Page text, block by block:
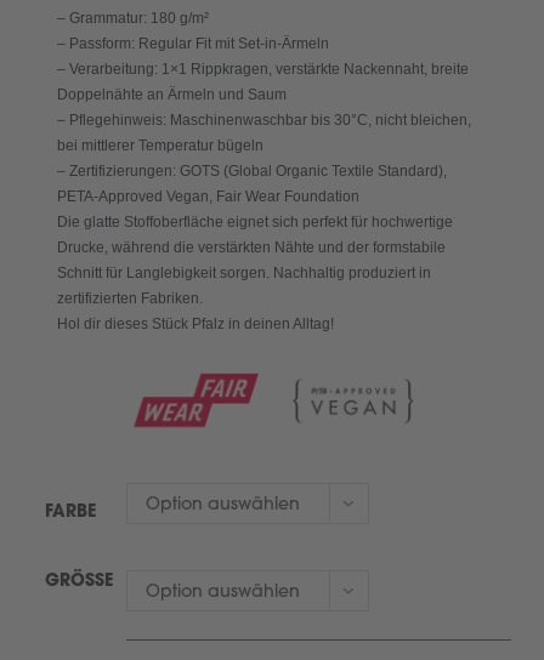
– Grammatur: 180 g/m²
– Passform: Regular Fit mit Set-in-Ärmeln
– Verarbeitung: 1×1 Rippkragen, verstärkte Nackennaht, breite
Doppelnähte an Ärmeln und Saum
– Pflegehinweis: Maschinenwaschbar bis 30°C, nicht bleichen,
bei mittlerer Temperatur bügeln
– Zertifizierungen: GOTS (Global Organic Textile Standard),
PETA-Approved Vegan, Fair Wear Foundation
Die glatte Stoffoberfläche eignet sich perfekt für hochwertige
Drucke, während die verstärkten Nähte und der formstabile
Schnitt für Langlebigkeit sorgen. Nachhaltig produziert in
zertifizierten Fabriken.
Hol dir dieses Stück Pfalz in deinen Alltag!
FARBE Option auswählen
GRÖSSE Option auswählen